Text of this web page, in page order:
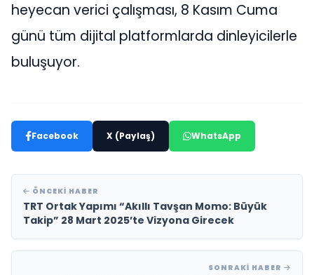
heyecan verici çalışması, 8 Kasım Cuma
günü tüm dijital platformlarda dinleyicilerle
buluşuyor.
Facebook X (Paylaş) WhatsApp
ÖNCEKI HABER
TRT Ortak Yapımı “Akıllı Tavşan Momo: Büyük
Takip” 28 Mart 2025’te Vizyona Girecek
SONRAKI HABER